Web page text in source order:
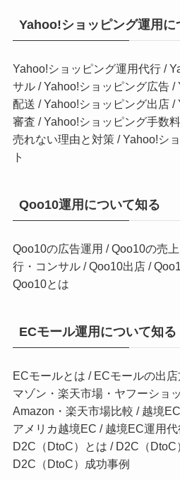
Yahoo!ショッピング運用に
Yahoo!ショッピング運用代行/
サル/Yahoo!ショッピング広告/
配送 /Yahoo!ショッピング出店/
審査 /Yahoo!ショッピング手数料
売れない理由と対策/Yahoo!シ
ト
Qoo10運用について知る
Qoo10の広告運用 /Qoo10の売
行・コンサル/Qoo10出店/
Qoo10とは
ECモール運用について知る
ECモールとは / ECモールの出
マゾン・楽天市場・ヤフーショ
Amazon・楽天市場比較 / 越境
アメリカ越境EC / 越境EC運用
D2C（DtoC）とは / D2C（DtoC
D2C（DtoC）成功事例